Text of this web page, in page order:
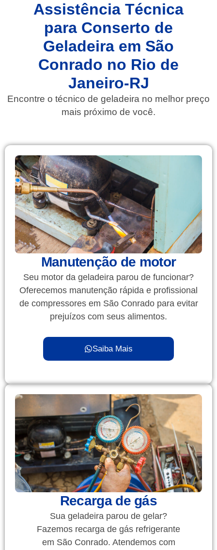
Assistência Técnica
para Conserto de
Geladeira em São
Conrado no Rio de
Janeiro-RJ
Encontre o técnico de geladeira no melhor preço
mais próximo de você.
Manutenção de motor
Seu motor da geladeira parou de funcionar?
Oferecemos manutenção rápida e profissional
de compressores em São Conrado para evitar
prejuízos com seus alimentos.
Saiba Mais
Recarga de gás
Sua geladeira parou de gelar?
Fazemos recarga de gás refrigerante
em São Conrado. Atendemos com